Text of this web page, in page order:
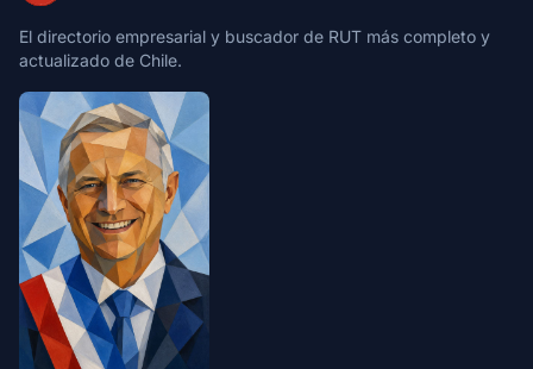
El directorio empresarial y buscador de RUT más completo y
actualizado de Chile.